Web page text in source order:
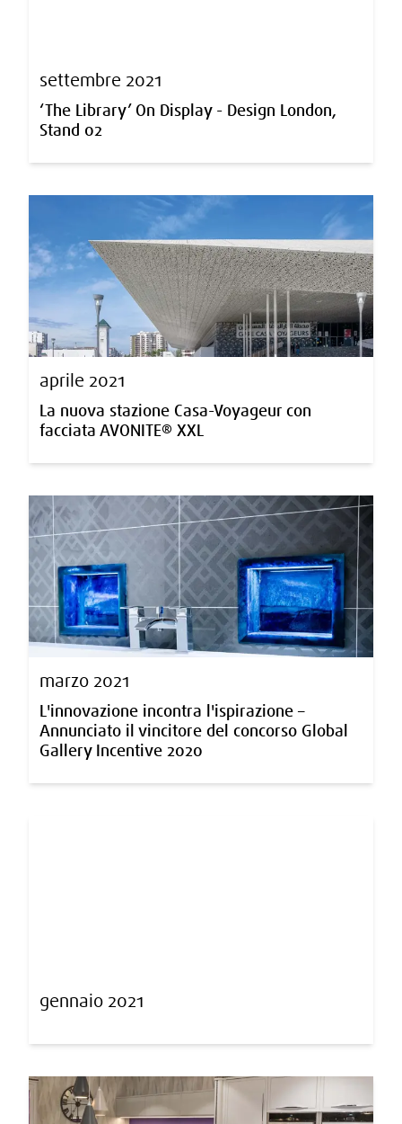
settembre 2021
‘The Library’ On Display - Design London,
Stand 02
aprile 2021
La nuova stazione Casa-Voyageur con
facciata AVONITE® XXL
marzo 2021
L'innovazione incontra l'ispirazione –
Annunciato il vincitore del concorso Global
Gallery Incentive 2020
gennaio 2021